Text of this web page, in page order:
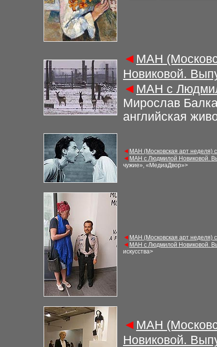
◄ МАН
Новиковой.
◄ МАН с
Мирослав
английская
◄ МАН (Московская арт неделя)
◄ МАН с Людмилой Новиковой.
чужие», «МедиаДвор»>
◄ МАН (Московская арт неделя)
◄ МАН с Людмилой Новиковой.
искусства>
◄ МАН
Новиковой.